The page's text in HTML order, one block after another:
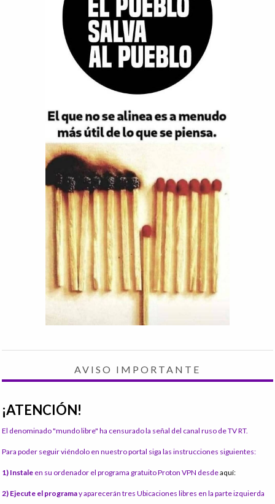
AVISO IMPORTANTE
¡ATENCIÓN!
El denominado "mundo libre" ha censurado la señal del canal ruso de TV RT.
Para poder seguir viéndolo en nuestro portal siga las instrucciones siguientes:
1) Instale en su ordenador el programa gratuito Proton VPN desdeaquí:
2) Ejecute el programay aparecerán tres Ubicaciones libres en la parte izquierda